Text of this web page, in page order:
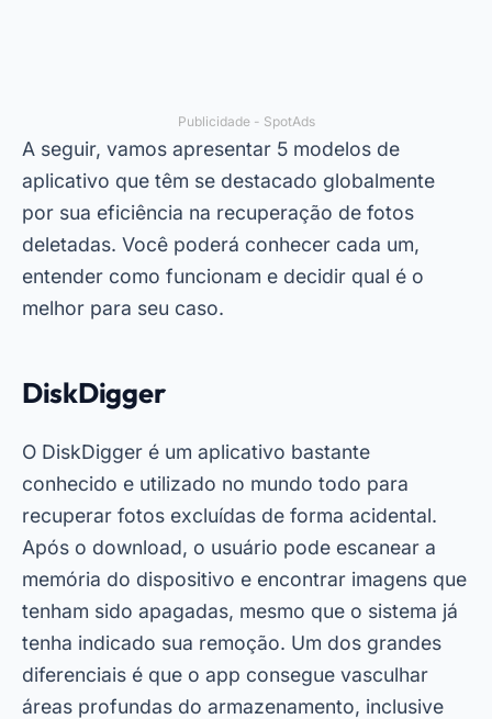
Publicidade - SpotAds
A seguir, vamos apresentar 5 modelos de
aplicativo que têm se destacado globalmente
por sua eficiência na recuperação de fotos
deletadas. Você poderá conhecer cada um,
entender como funcionam e decidir qual é o
melhor para seu caso.
DiskDigger
O DiskDigger é um aplicativo bastante
conhecido e utilizado no mundo todo para
recuperar fotos excluídas de forma acidental.
Após o download, o usuário pode escanear a
memória do dispositivo e encontrar imagens que
tenham sido apagadas, mesmo que o sistema já
tenha indicado sua remoção. Um dos grandes
diferenciais é que o app consegue vasculhar
áreas profundas do armazenamento, inclusive